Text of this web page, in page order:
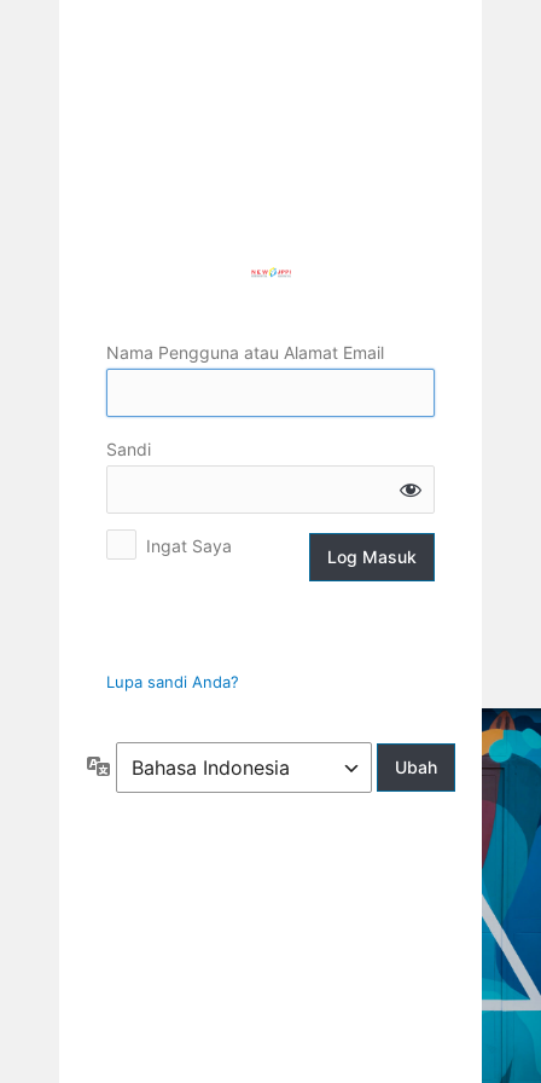
Log
Nama Pengguna atau Alamat Email
Sandi
Ingat Saya
Lupa sandi Anda?
Bahasa